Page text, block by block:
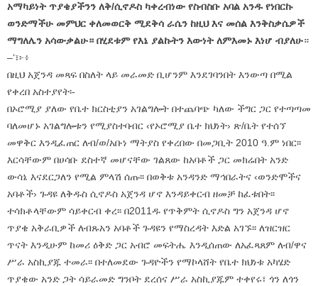
አማካይነት ጥያቄያችንን ለቅ/ሲኖዶስ ካቀረብነው የስብስቡ አባል አንዱ የነበርኩ
ወንድማችሁ መምህር ቀለመወርቅ ሚደቅሳ ራሴን ከዚህ እና መሰል እንቅስቃሴዎች
ማግለሌን አሳውቃልሁ። በሂደቱም የእኔ ያልኩትን እውነት ለምእመኑ እነሆ ብያለሁ።
–‘፣፦፥
በዚህ አጀንዳ መጻፍ በስለት ላይ መራመድ ቢሆንም እንደገባንበት እንውጣ በሚል
የቀረበ አስተያየት፡-
በኦሮሚያ ያለው የቤተ ክርስቲያን አገልግሎት በተጨባጭ ካለው ችግር ጋር የተጣጣመ
ባለመሆኑ አገልግሎቱን የሚያስተባብር ‹የኦሮሚያ ቤተ ክህነት› ጽ/ቤት የተሰኘ
መዋቅር እንዲፈጠር ለብ/ወ/አቡነ ማትያስ የቀረበው በመጋቢት 2010 ዓ.ም ነበር፡፡
እርሳቸውም በሀሳቡ ደስተኛ መሆናቸው ገልጸው ከአባቶች ጋር መክሬበት አንድ
ውሳኔ እናደርጋለን የሚል ምላሽ ሰጡ፡፡ በወቅቱ አንዳንድ ማኅበራትና ‹ወንድሞችና
አባቶች› ጉዳዩ ለቅዱስ ሲኖዶስ አጀንዳ ሆኖ እንዳይቀርብ ዘመቻ ከፈቱበት፡፡
ተሳክቶላቸውም ሳይቀርብ ቀረ፡፡ በ2011ዱ የጥቅምት ሲኖዶስ ግን አጀንዳ ሆኖ
ጥያቄ አቅራቢዎች ለብጹአን አባቶች ጉዳዩን የማስረዳት እድል አገኙ፡፡ ለዝርዝር
ጥናት እንዲሁም ከመሪ ዕቅድ ጋር አብሮ መፍትሔ እንዲሰጠው ለአፈጻጸም ለብ/ዋና
ሥራ አስኪያጁ ተመራ፡፡ በተለመደው ጉዳዮችን የማኮላሸት የቤተ ክህነቱ አካሄድ
ጥያቄው አንድ ጋት ሳይራመድ ግንቦት ደረሰና ሥራ አስኪያጁም ተቀየሩ፣ ጎን ለጎን